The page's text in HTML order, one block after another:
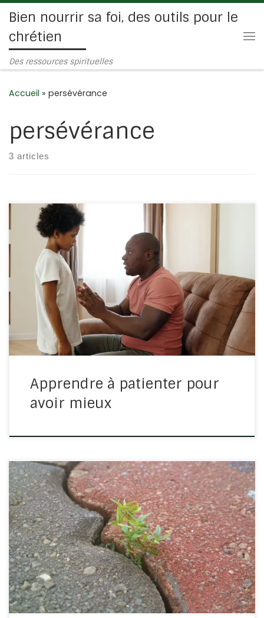
Passer au contenu
Bien nourrir sa foi, des outils pour le
chrétien
Des ressources spirituelles
Accueil » persévérance
persévérance
3 articles
Nous lisons dans le Sermon sur la montagne : Matthieu
7/7-11 Demandez, et l’on vous donnera; cherchez, et
vous trouverez; frappez, et l’on vous ouvrira. Car
quiconque demande reçoit, celui qui cherche trouve, et
l’on ouvre à celui […]
Apprendre à patienter pour
avoir mieux
Il y a sur cette terre un plus grand nombre de raisons
de sombrer que de se relever. J’ai relevé trois textes
qui montre l’extrême fatigue par laquelle on peut
passer et comment les hommes de Dieu […]